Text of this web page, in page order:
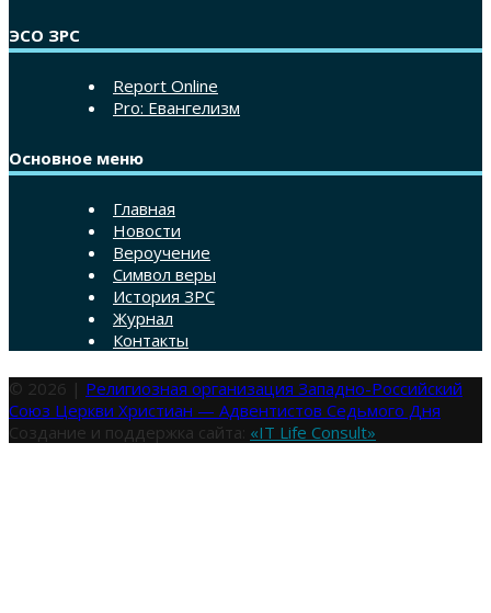
ЭСО ЗРС
Report Online
Pro: Евангелизм
Основное меню
Главная
Новости
Вероучение
Символ веры
История ЗРС
Журнал
Контакты
© 2026 | Религиозная организация Западно-Российский
Союз Церкви Христиан — Адвентистов Седьмого Дня
Создание и поддержка сайта: «IT Life Consult»